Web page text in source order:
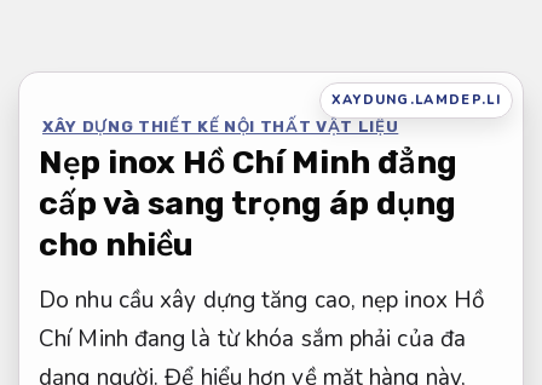
nội
dung
XAYDUNG.LAMDEP.LI
XÂY DỰNG THIẾT KẾ NỘI THẤT VẬT LIỆU
Nẹp inox Hồ Chí Minh đẳng
cấp và sang trọng áp dụng
cho nhiều
Do nhu cầu xây dựng tăng cao, nẹp inox Hồ
Chí Minh đang là từ khóa sắm phải của đa
dạng người. Để hiểu hơn về mặt hàng này,